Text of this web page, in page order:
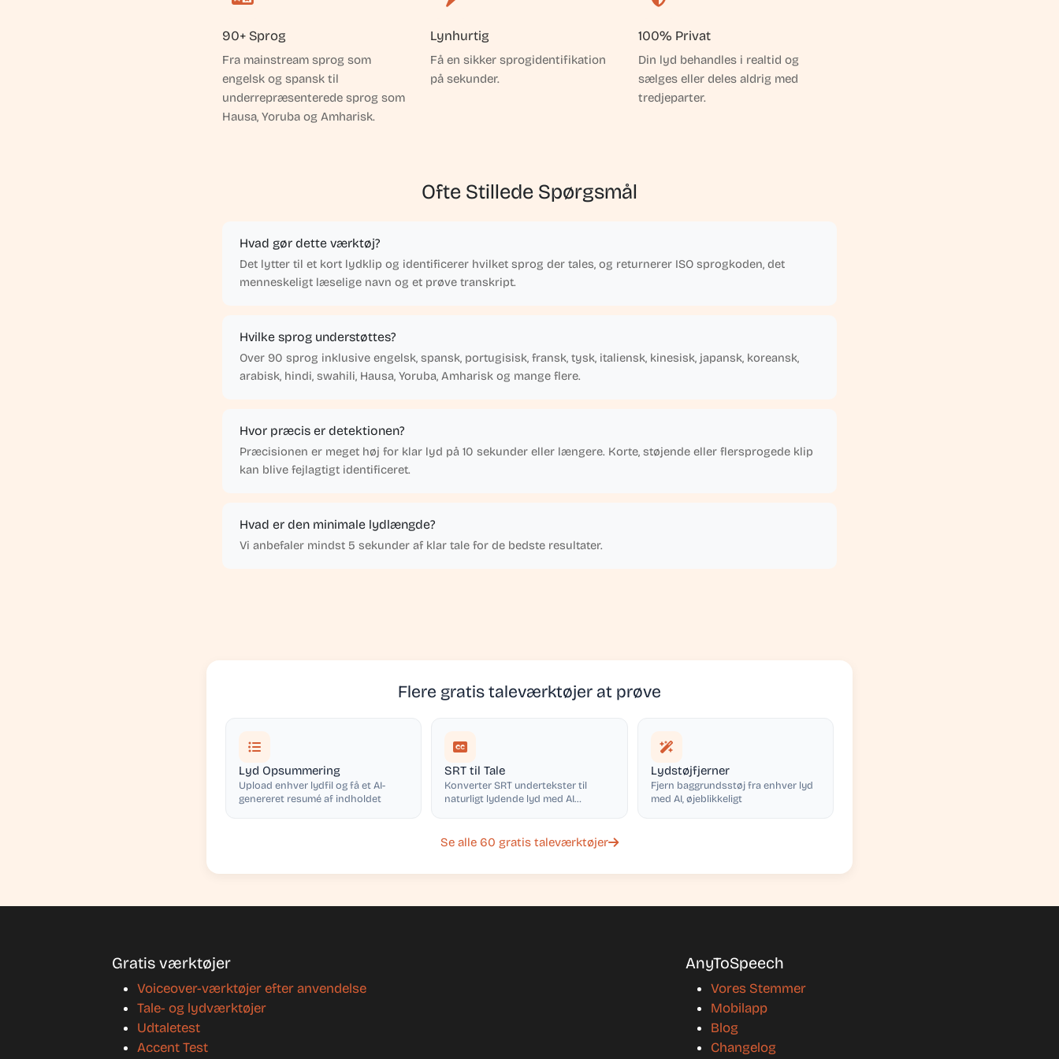
90+ Sprog
Fra mainstream sprog som
engelsk og spansk til
underrepræsenterede sprog som
Hausa, Yoruba og Amharisk.
Lynhurtig
Få en sikker sprogidentifikation
på sekunder.
100% Privat
Din lyd behandles i realtid og
sælges eller deles aldrig med
tredjeparter.
Ofte Stillede Spørgsmål
Hvad gør dette værktøj?
Det lytter til et kort lydklip og identificerer hvilket sprog der tales, og returnerer ISO sprogkoden, det
menneskeligt læselige navn og et prøve transkript.
Hvilke sprog understøttes?
Over 90 sprog inklusive engelsk, spansk, portugisisk, fransk, tysk, italiensk, kinesisk, japansk, koreansk,
arabisk, hindi, swahili, Hausa, Yoruba, Amharisk og mange flere.
Hvor præcis er detektionen?
Præcisionen er meget høj for klar lyd på 10 sekunder eller længere. Korte, støjende eller flersprogede klip
kan blive fejlagtigt identificeret.
Hvad er den minimale lydlængde?
Vi anbefaler mindst 5 sekunder af klar tale for de bedste resultater.
Flere gratis taleværktøjer at prøve
Lyd Opsummering
Upload enhver lydfil og få et AI-
genereret resumé af indholdet
SRT til Tale
Konverter SRT undertekster til
naturligt lydende lyd med AI
Lydstøjfjerner
Fjern baggrundsstøj fra enhver lyd
med AI, øjeblikkeligt
Se alle 60 gratis taleværktøjer
Gratis værktøjer
Voiceover-værktøjer efter anvendelse
Tale- og lydværktøjer
Udtaletest
Accent Test
AnyToSpeech
Vores Stemmer
Mobilapp
Blog
Changelog